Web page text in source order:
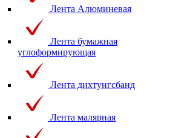
Лента Алюминевая
Лента бумажная
углоформирующая
Лента дихтунгсбанд
Лента малярная